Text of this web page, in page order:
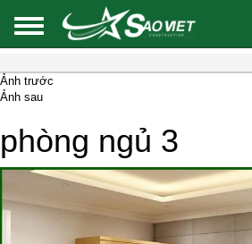
Ảnh trước
Ảnh sau
phòng ngủ 3